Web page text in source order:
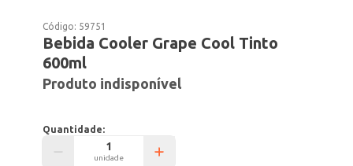
Código: 59751
Bebida Cooler Grape Cool Tinto
600ml
Produto indisponível
Quantidade:
unidade